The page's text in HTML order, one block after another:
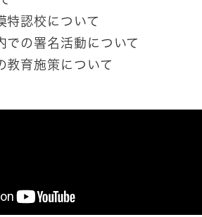
特認校について
での署名活動について
教育施策について